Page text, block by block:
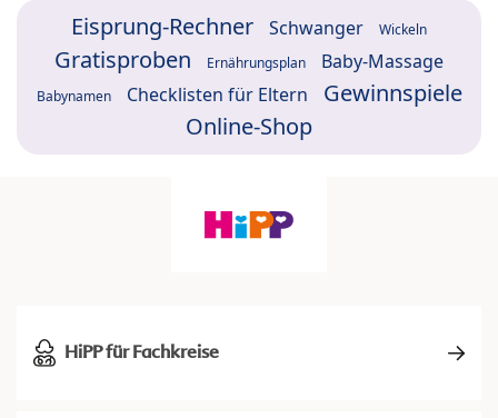
Eisprung-Rechner Schwanger Wickeln
Gratisproben Ernährungsplan Baby-Massage
Babynamen Checklisten für Eltern
Gewinnspiele
Online-Shop
HiPP für Fachkreise